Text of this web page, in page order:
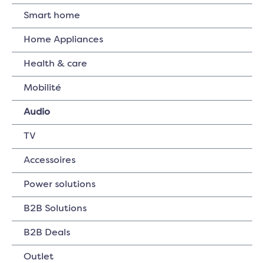
Smart home
Home Appliances
Health & care
Mobilité
Audio
TV
Accessoires
Power solutions
B2B Solutions
B2B Deals
Outlet